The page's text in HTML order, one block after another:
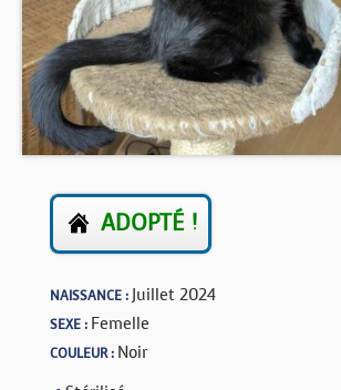
BOUTIQUE
FORUM
ADOPTÉ !
NAISSANCE : Juillet 2024
SEXE : Femelle
COULEUR : Noir